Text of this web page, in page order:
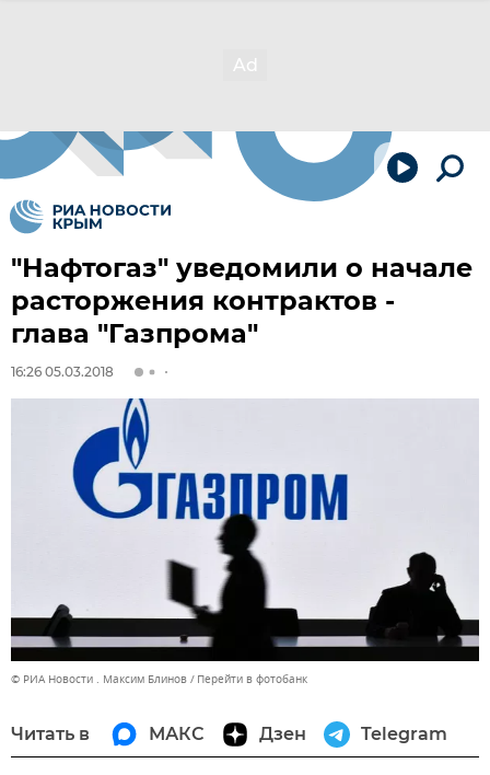
"Нафтогаз" уведомили о начале
расторжения контрактов -
глава "Газпрома"
16:26 05.03.2018
© РИА Новости . Максим Блинов Перейти в фотобанк
Читать в МАКС Дзен Telegram